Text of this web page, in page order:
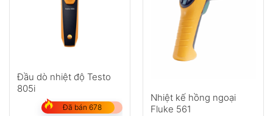
Đầu dò nhiệt độ Testo
805i
Đã bán 678
Nhiệt kế hồng ngoại
Fluke 561